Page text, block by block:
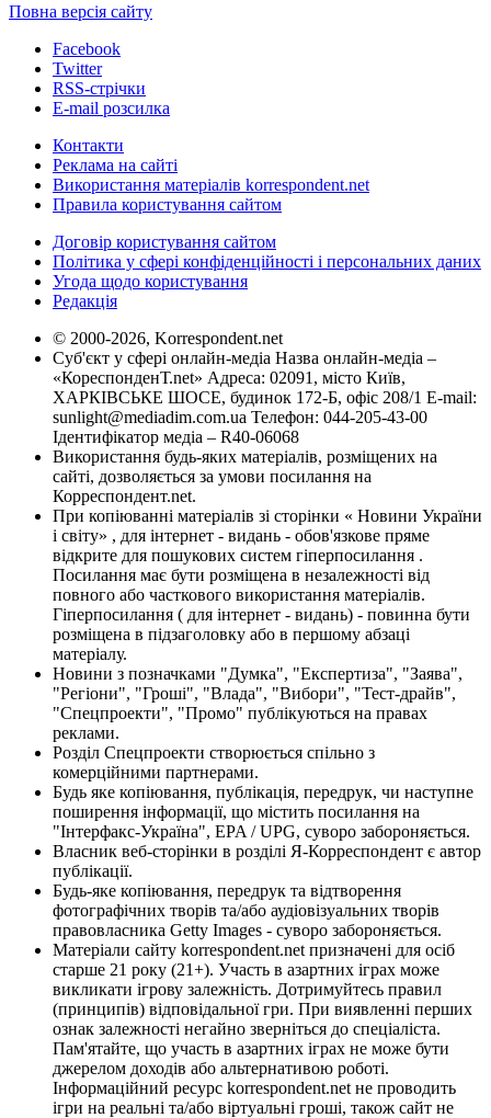
Повна версія сайту
Facebook
Twitter
RSS-стрічки
E-mail розсилка
Контакти
Реклама на сайті
Використання матеріалів korrespondent.net
Правила користування сайтом
Договір користування сайтом
Політика у сфері конфіденційності і персональних даних
Угода щодо користування
Редакція
© 2000-2026, Korrespondent.net
Суб'єкт у сфері онлайн-медіа Назва онлайн-медіа –
«КореспонденТ.net» Адреса: 02091, місто Київ,
ХАРКІВСЬКЕ ШОСЕ, будинок 172-Б, офіс 208/1 E-mail:
sunlight@mediadim.com.ua Телефон: 044-205-43-00
Ідентифікатор медіа – R40-06068
Використання будь-яких матеріалів, розміщених на
сайті, дозволяється за умови посилання на
Корреспондент.net.
При копіюванні матеріалів зі сторінки « Новини України
і світу» , для інтернет - видань - обов'язкове пряме
відкрите для пошукових систем гіперпосилання .
Посилання має бути розміщена в незалежності від
повного або часткового використання матеріалів.
Гіперпосилання ( для інтернет - видань) - повинна бути
розміщена в підзаголовку або в першому абзаці
матеріалу.
Новини з позначками "Думка", "Експертиза", "Заява",
"Регіони", "Гроші", "Влада", "Вибори", "Тест-драйв",
"Спецпроекти", "Промо" публікуються на правах
реклами.
Розділ Спецпроекти створюється спільно з
комерційними партнерами.
Будь яке копіювання, публікація, передрук, чи наступне
поширення інформації, що містить посилання на
"Інтерфакс-Україна", EPA / UPG, суворо забороняється.
Власник веб-сторінки в розділі Я-Корреспондент є автор
публікації.
Будь-яке копіювання, передрук та відтворення
фотографічних творів та/або аудіовізуальних творів
правовласника Getty Images - суворо забороняється.
Матеріали сайту korrespondent.net призначені для осіб
старше 21 року (21+). Участь в азартних іграх може
викликати ігрову залежність. Дотримуйтесь правил
(принципів) відповідальної гри. При виявленні перших
ознак залежності негайно зверніться до спеціаліста.
Пам'ятайте, що участь в азартних іграх не може бути
джерелом доходів або альтернативою роботі.
Інформаційний ресурс korrespondent.net не проводить
ігри на реальні та/або віртуальні гроші, також сайт не